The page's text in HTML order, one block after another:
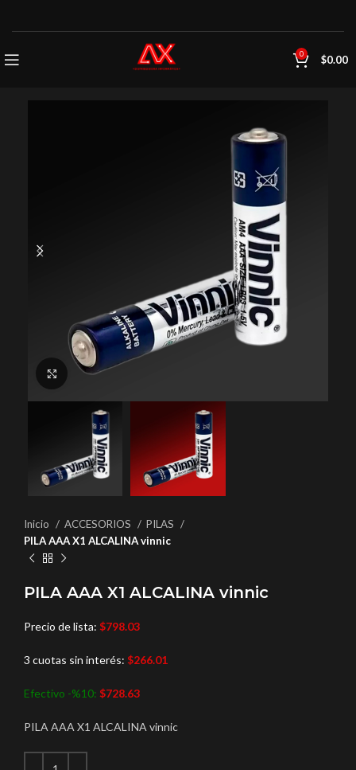
0 $0.00
Haga Click para agrandar
Inicio ACCESORIOS
PILAS
PILA AAA X1 ALCALINA vinnic
PILA AAA X1 ALCALINA vinnic
Precio de lista: $798.03
3 cuotas sin interés: $266.01
Efectivo -%10: $728.63
PILA AAA X1 ALCALINA vinnic